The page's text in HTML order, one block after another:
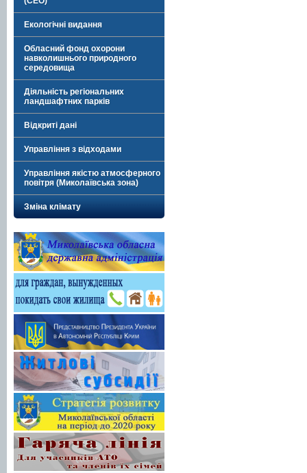
Екологічні видання
Обласний фонд охорони
навколишнього природного
середовища
Діяльність регіональних
ландшафтних парків
Відкриті дані
Управління з відходами
Управління якістю атмосферного
повітря (Миколаївська зона)
Зміна клімату